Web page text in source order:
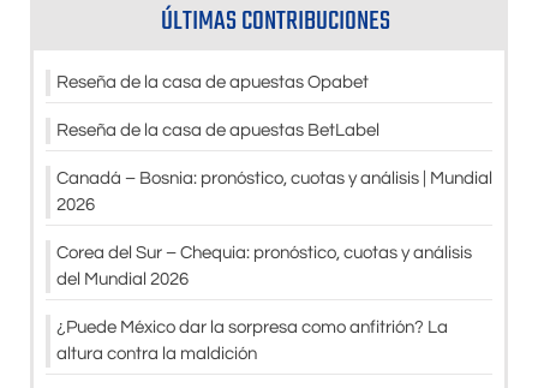
ÚLTIMAS CONTRIBUCIONES
Reseña de la casa de apuestas Opabet
Reseña de la casa de apuestas BetLabel
Canadá – Bosnia: pronóstico, cuotas y análisis | Mundial
2026
Corea del Sur – Chequia: pronóstico, cuotas y análisis
del Mundial 2026
¿Puede México dar la sorpresa como anfitrión? La
altura contra la maldición